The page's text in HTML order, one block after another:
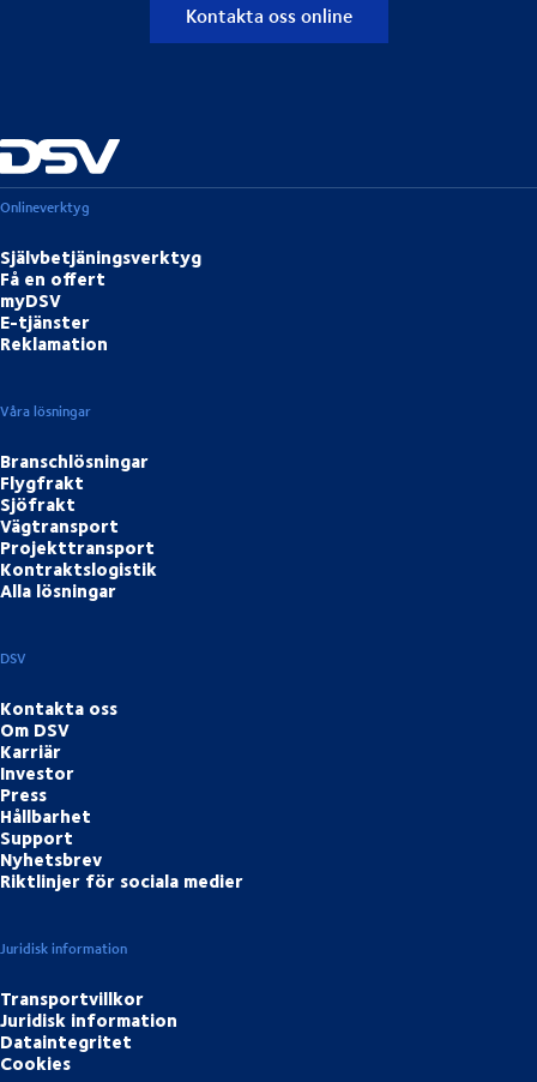
Kontakta oss online
Onlineverktyg
Självbetjäningsverktyg
Få en offert
myDSV
E-tjänster
Reklamation
Våra lösningar
Branschlösningar
Flygfrakt
Sjöfrakt
Vägtransport
Projekttransport
Kontraktslogistik
Alla lösningar
DSV
Kontakta oss
Om DSV
Karriär
Investor
Press
Hållbarhet
Support
Nyhetsbrev
Riktlinjer för sociala medier
Juridisk information
Transportvillkor
Juridisk information
Dataintegritet
Cookies